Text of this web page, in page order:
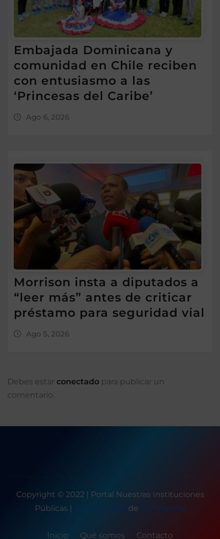
Embajada Dominicana y
comunidad en Chile reciben
con entusiasmo a las
‘Princesas del Caribe’
Ago 6, 2026
Morrison insta a diputados a
“leer más” antes de criticar
préstamo para seguridad vial
Ago 5, 2026
Debes estar conectado para publicar un
comentario.
Copyright © 2022 | Portal Nuestras Instituciones
Públicas
Seattle News de ThemeArile
Inicio Qué somos Contacto